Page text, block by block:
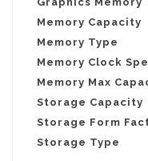
Memory Capacity
Memory Type
Memory Clock
Memory Max
Storage Capacity
Storage Form
Storage Type